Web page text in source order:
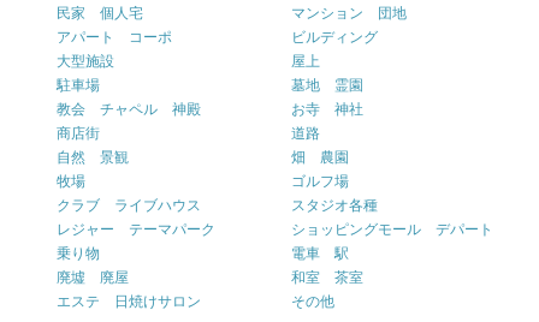
民家 個人宅
マンション 団地
アパート コーポ
ビルディング
大型施設
屋上
駐車場
墓地 霊園
教会 チャペル 神殿
お寺 神社
商店街
道路
自然 景観
畑 農園
牧場
ゴルフ場
クラブ ライブハウス
スタジオ各種
レジャー テーマパーク
ショッピングモール デパート
乗り物
電車 駅
廃墟 廃屋
和室 茶室
エステ 日焼けサロン
その他